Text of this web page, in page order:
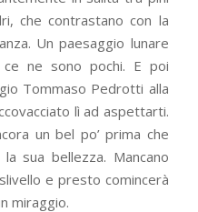
che contrastano con la
Un paesaggio lunare
ne sono pochi. E poi
Tommaso Pedrotti alla
lì ad aspettarti.
un bel po’ prima che
sua bellezza. Mancano
e presto comincerà
miraggio.